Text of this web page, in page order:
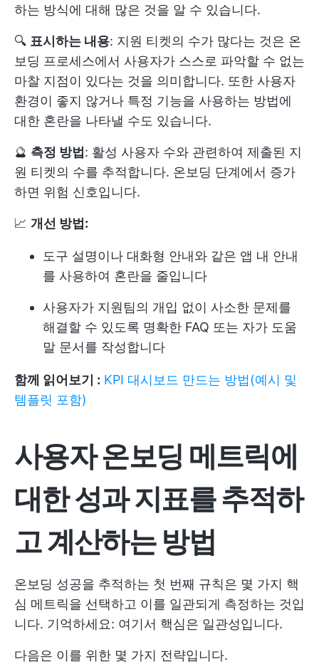
하는 방식에 대해 많은 것을 알 수 있습니다.
🔍 표시하는 내용: 지원 티켓의 수가 많다는 것은 온
보딩 프로세스에서 사용자가 스스로 파악할 수 없는
마찰 지점이 있다는 것을 의미합니다. 또한 사용자
환경이 좋지 않거나 특정 기능을 사용하는 방법에
대한 혼란을 나타낼 수도 있습니다.
🔮 측정 방법 : 활성 사용자 수와 관련하여 제출된 지
원 티켓의 수를 추적합니다. 온보딩 단계에서 증가
하면 위험 신호입니다.
📈 개선 방법:
도구 설명이나 대화형 안내와 같은 앱 내 안내
를 사용하여 혼란을 줄입니다
사용자가 지원팀의 개입 없이 사소한 문제를
해결할 수 있도록 명확한 FAQ 또는 자가 도움
말 문서를 작성합니다
함께 읽어보기 : KPI 대시보드 만드는 방법(예시 및
템플릿 포함)
사용자 온보딩 메트릭에
대한 성과 지표를 추적하
고 계산하는 방법
온보딩 성공을 추적하는 첫 번째 규칙은 몇 가지 핵
심 메트릭을 선택하고 이를 일관되게 측정하는 것입
니다. 기억하세요: 여기서 핵심은 일관성입니다.
다음은 이를 위한 몇 가지 전략입니다.